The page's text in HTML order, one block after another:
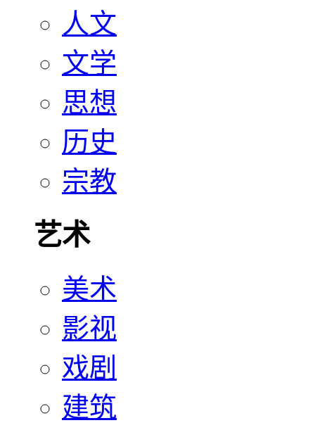
人文
文学
思想
历史
宗教
艺术
美术
影视
戏剧
建筑